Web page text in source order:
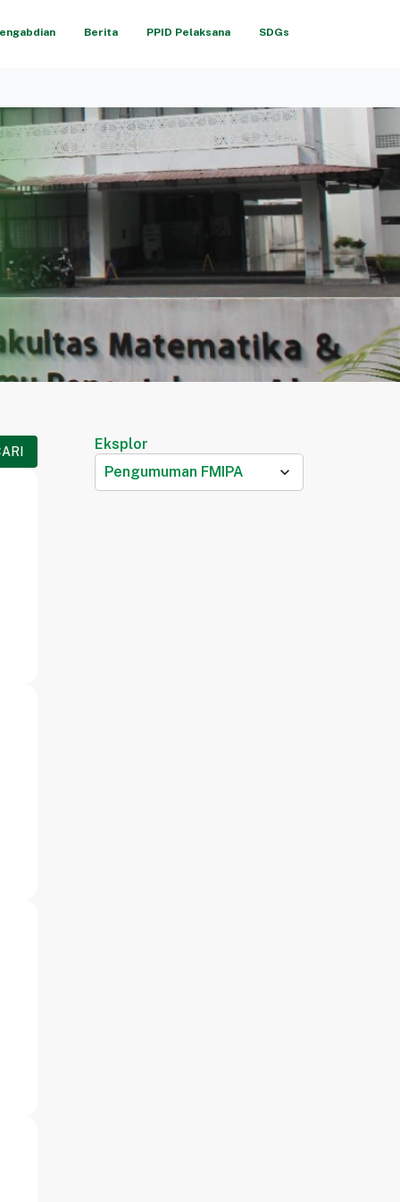
Berita PPID Pelaksana SDGs
Eksplor
Pengumuman FMIPA
expand_more